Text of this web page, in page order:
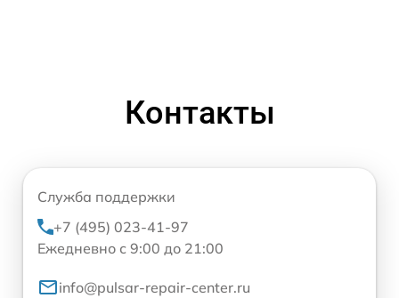
Контакты
Служба поддержки
+7 (495) 023-41-97
Ежедневно с 9:00 до 21:00
info@pulsar-repair-center.ru